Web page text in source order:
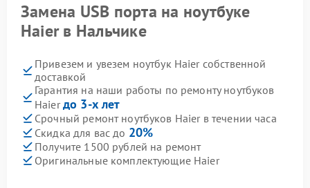
Замена USB порта на ноутбуке
Haier в Нальчике
Привезем и увезем ноутбук Haier собственной
доставкой
Гарантия на наши работы по ремонту ноутбуков
Haierдо 3-х лет
Срочный ремонт ноутбуков Haier в течении часа
Скидка для вас до 20%
Получите 1500 рублей на ремонт
Оригинальные комплектующие Haier